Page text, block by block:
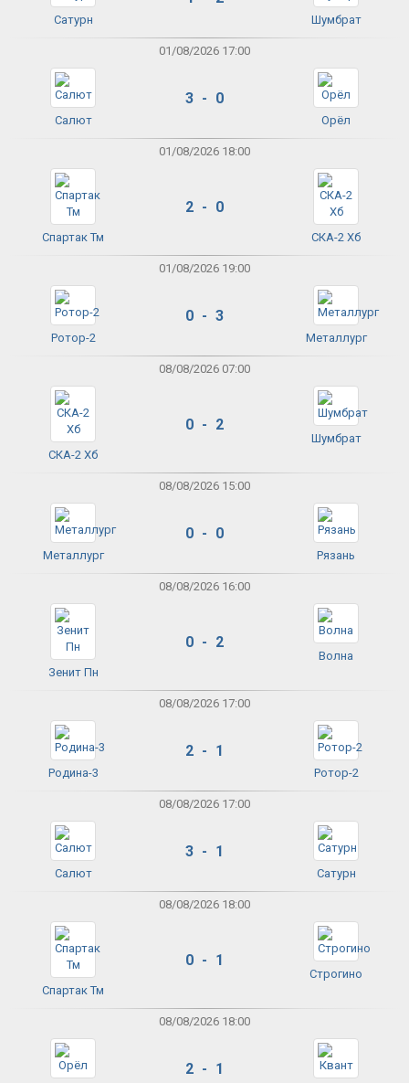
Сатурн Шумбрат
01/08/2026 17:00
Салют
3 - 0
Орёл
01/08/2026 18:00
Спартак Тм
2 - 0
СКА-2 Хб
01/08/2026 19:00
Ротор-2
0 - 3
Металлург
08/08/2026 07:00
СКА-2 Хб
0 - 2
Шумбрат
08/08/2026 15:00
Металлург
0 - 0
Рязань
08/08/2026 16:00
Зенит Пн
0 - 2
Волна
08/08/2026 17:00
Родина-3
2 - 1
Ротор-2
08/08/2026 17:00
Салют
3 - 1
Сатурн
08/08/2026 18:00
Спартак Тм
0 - 1
Строгино
08/08/2026 18:00
2 - 1